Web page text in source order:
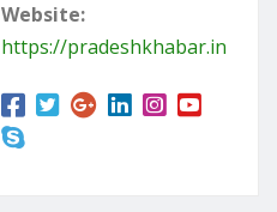
Website:
https://pradeshkhabar.in